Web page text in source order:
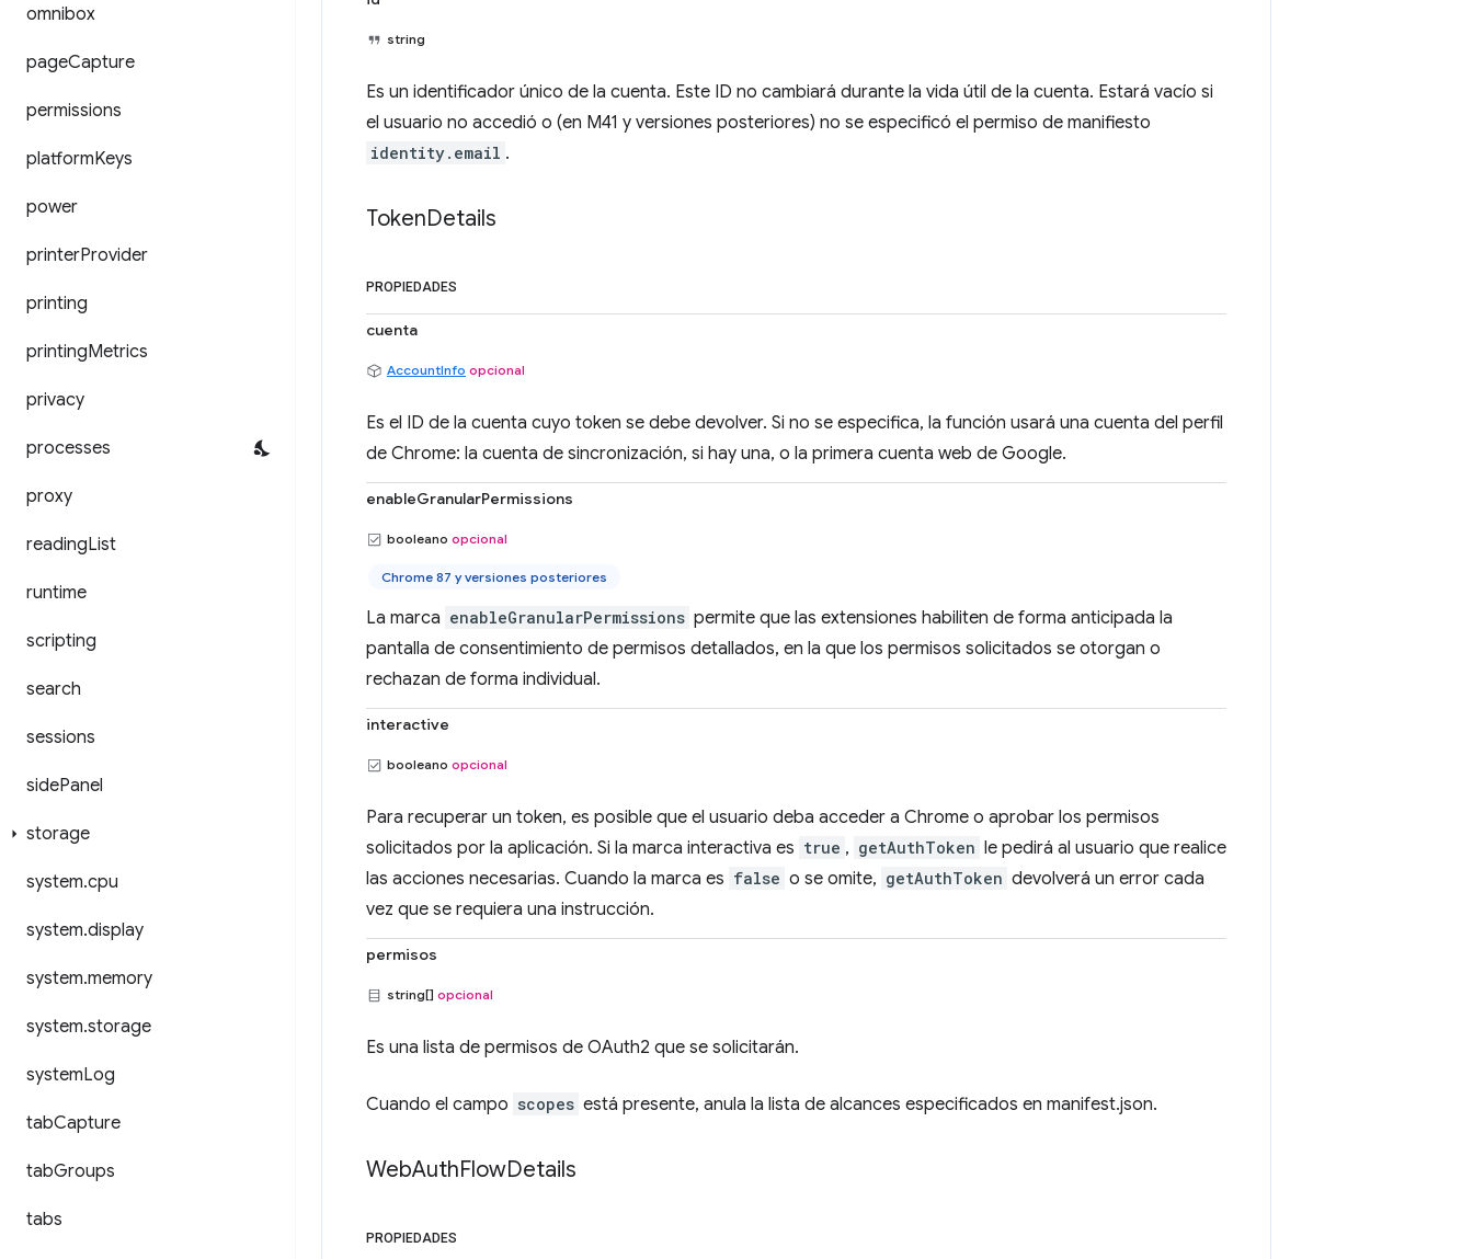
omnibox
pageCapture
permissions
platformKeys
power
printerProvider
printing
printingMetrics
privacy
processes
proxy
readingList
runtime
scripting
search
sessions
sidePanel
storage
system.cpu
system.display
system.memory
system.storage
systemLog
tabCapture
tabGroups
tabs
string
Es un identificador único de la cuenta. Este ID no cambiará durante la vida útil de la cuenta. Estará vacío si
el usuario no accedió o (en M41 y versiones posteriores) no se especificó el permiso de manifiesto
identity.email .
TokenDetails
PROPIEDADES
cuenta
AccountInfo opcional
Es el ID de la cuenta cuyo token se debe devolver. Si no se especifica, la función usará una cuenta del perfil
de Chrome: la cuenta de sincronización, si hay una, o la primera cuenta web de Google.
enableGranularPermissions
booleano opcional
Chrome 87 y versiones posteriores
La marca enableGranularPermissions permite que las extensiones habiliten de forma anticipada la
pantalla de consentimiento de permisos detallados, en la que los permisos solicitados se otorgan o
rechazan de forma individual.
interactive
booleano opcional
Para recuperar un token, es posible que el usuario deba acceder a Chrome o aprobar los permisos
solicitados por la aplicación. Si la marca interactiva es true , getAuthToken le pedirá al usuario que realice
las acciones necesarias. Cuando la marca es false o se omite, getAuthToken devolverá un error cada
vez que se requiera una instrucción.
permisos
string[] opcional
Es una lista de permisos de OAuth2 que se solicitarán.
Cuando el campo scopes está presente, anula la lista de alcances especificados en manifest.json.
WebAuthFlowDetails
PROPIEDADES